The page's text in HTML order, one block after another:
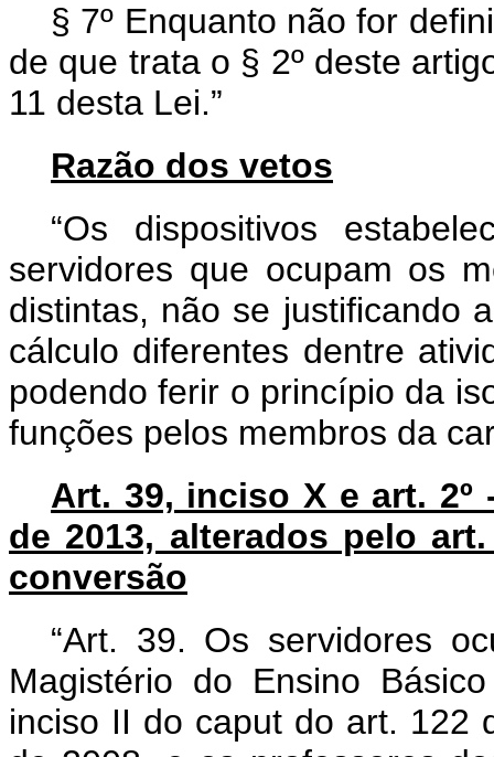
§ 7º Enquanto não for
de que trata o § 2º deste
11 desta Lei.”
Razão dos vetos
“Os dispositivos
servidores que ocupam os
distintas, não se justificando
cálculo diferentes dentre
podendo ferir o princípio da
funções pelos membros da
Art. 39, inciso X e art. 2º
de 2013, alterados pelo
conversão
“Art. 39. Os servidores
Magistério do Ensino
inciso II do caput do art. 122